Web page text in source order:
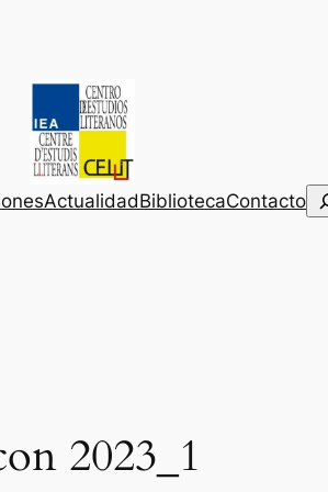
ActualidadBibliotecaContacto
2023_1